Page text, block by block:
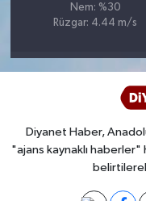
Nem: %30
Rüzgar: 4.44 m/s
Diyanet Haber,
"ajans kaynaklı haberler"
Erzincan
Eskişehir
Gaziantep
Giresun